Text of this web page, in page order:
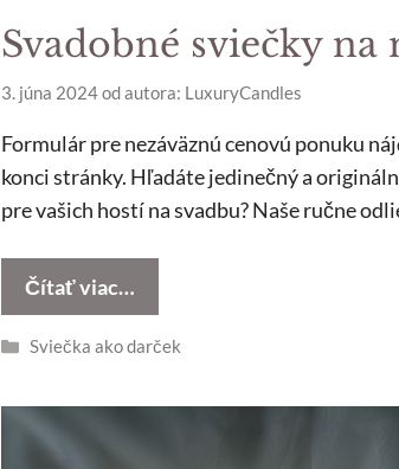
Svadobné sviečky na
3. júna 2024od autora: LuxuryCandles
Formulár pre nezáväznú cenovú ponuku
konci stránky. Hľadáte jedinečný a
pre vašich hostí na svadbu? Naše ručne
Čítať viac…
Kategórie
Sviečka ako darček